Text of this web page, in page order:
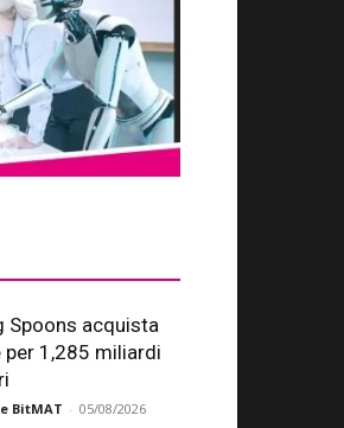
Spoons acquista
per 1,285 miliardi
BitMAT - 05/08/2026